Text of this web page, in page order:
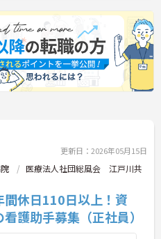
更新日：2026年05月15日
医療法人社団総風会 江戸川共
間休日110日以上！資
護助手募集（正社員）